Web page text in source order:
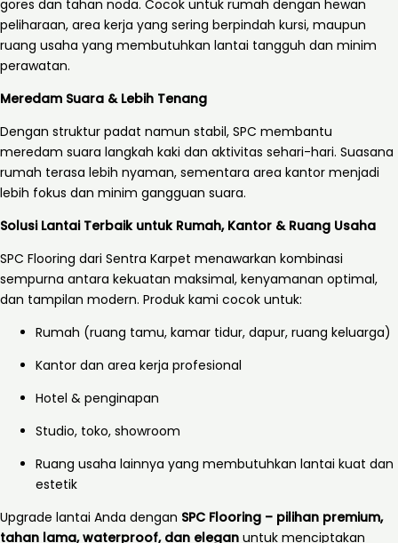
gores dan tahan noda. Cocok untuk rumah dengan hewan
peliharaan, area kerja yang sering berpindah kursi, maupun
ruang usaha yang membutuhkan lantai tangguh dan minim
perawatan.
Meredam Suara & Lebih Tenang
Dengan struktur padat namun stabil, SPC membantu
meredam suara langkah kaki dan aktivitas sehari-hari. Suasana
rumah terasa lebih nyaman, sementara area kantor menjadi
lebih fokus dan minim gangguan suara.
Solusi Lantai Terbaik untuk Rumah, Kantor & Ruang Usaha
SPC Flooring dari Sentra Karpet menawarkan kombinasi
sempurna antara kekuatan maksimal, kenyamanan optimal,
dan tampilan modern. Produk kami cocok untuk:
Rumah (ruang tamu, kamar tidur, dapur, ruang keluarga)
Kantor dan area kerja profesional
Hotel & penginapan
Studio, toko, showroom
Ruang usaha lainnya yang membutuhkan lantai kuat dan
estetik
Upgrade lantai Anda dengan SPC Flooring – pilihan premium,
tahan lama, waterproof, dan elegan untuk menciptakan